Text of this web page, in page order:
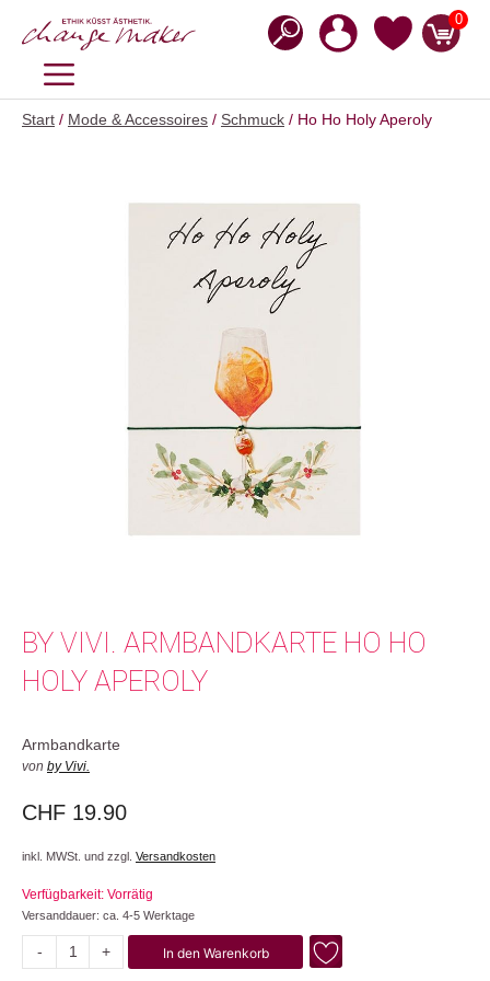
Inhalt
0
MENÜ
Start / Mode & Accessoires / Schmuck / Ho Ho Holy Aperoly
BY VIVI. ARMBANDKARTE HO HO
HOLY APEROLY
Armbandkarte
von by Vivi.
CHF 19.90
inkl. MWSt. und zzgl. Versandkosten
Verfügbarkeit: Vorrätig
Versanddauer: ca. 4-5 Werktage
- + In den Warenkorb